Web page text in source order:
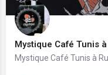
Mystique Café Tunis